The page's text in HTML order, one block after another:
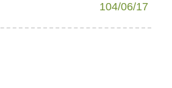
104/06/17